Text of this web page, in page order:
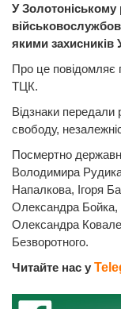
У
якими захисників
Про це повідомляє
ТЦК.
Відзнаки передали
свободу,
Посмертно
Володимира
Напалкова, Ігоря
Олександра Бойка,
Олександра
Безворотного.
Читайте нас у